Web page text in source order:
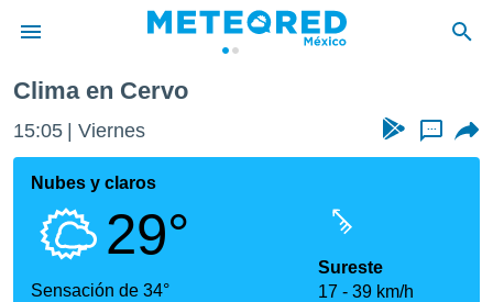
de
ha sido
calidad.
Clima en Cervo
15:05 Viernes ...
Nubes y claros
29°
Sensación de 34°
Sureste
17
39 km/h